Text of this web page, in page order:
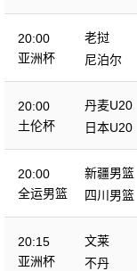
20:00
亚洲杯
老挝
尼泊尔
20:00
土伦杯
丹麦U20
日本U20
20:00
全运男篮
新疆男篮
四川男篮
20:15
亚洲杯
文莱
不丹